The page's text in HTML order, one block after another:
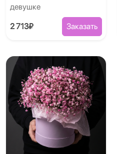
девушке
2 713₽ Заказать